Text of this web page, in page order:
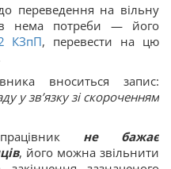
переведення на вільну
нема потреби — його
КЗпП, перевести на цю
вноситься запис:
у зв’язку зі скороченням
не бажає
, його можна звільнити